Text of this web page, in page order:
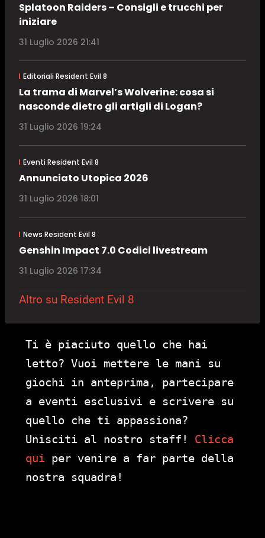
Splatoon Raiders – Consigli e trucchi per
iniziare
31 Luglio 2026 21:41
Editoriali Resident Evil 8
La trama di Marvel’s Wolverine: cosa si
nasconde dietro gli artigli di Logan?
31 Luglio 2026 19:24
Eventi Resident Evil 8
Annunciato Utopica 2026
31 Luglio 2026 18:01
News Resident Evil 8
Genshin Impact 7.0 Codici livestream
31 Luglio 2026 17:34
Altro su Resident Evil 8
Ti è piaciuto quello che hai
letto? Vuoi mettere le mani su
giochi in anteprima, partecipare
a eventi esclusivi e scrivere su
quello che ti appassiona?
Unisciti al nostro staff! Clicca
qui per venire a far parte della
nostra squadra!